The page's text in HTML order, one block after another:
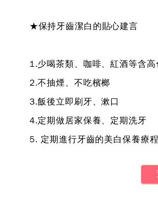
★保持牙齒潔白的貼心建言
1.少喝茶類、咖啡、紅酒等含高
2.不抽煙、不吃檳榔
3.飯後立即刷牙、漱口
4.定期做居家保養、定期洗牙
5. 定期進行牙齒的美白保養療程